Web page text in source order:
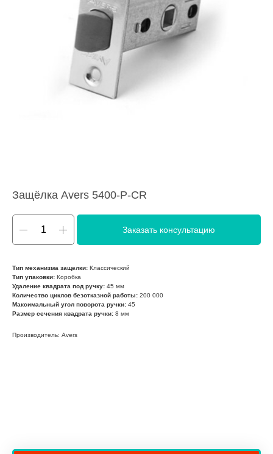
Защёлка Avers 5400-P-CR
Заказать консультацию
Тип механизма защелки: Классический
Тип упаковки: Коробка
Удаление квадрата под ручку: 45 мм
Количество циклов безотказной работы: 200 000
Максимальный угол поворота ручки: 45
Размер сечения квадрата ручки: 8 мм
Производитель: Avers